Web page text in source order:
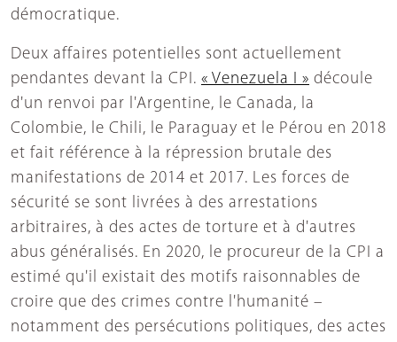
démocratique.
Deux affaires potentielles sont actuellement
pendantes devant la CPI. « Venezuela I » découle
d'un renvoi par l'Argentine, le Canada, la
Colombie, le Chili, le Paraguay et le Pérou en 2018
et fait référence à la répression brutale des
manifestations de 2014 et 2017. Les forces de
sécurité se sont livrées à des arrestations
arbitraires, à des actes de torture et à d'autres
abus généralisés. En 2020, le procureur de la CPI a
estimé qu'il existait des motifs raisonnables de
croire que des crimes contre l'humanité –
notamment des persécutions politiques, des actes